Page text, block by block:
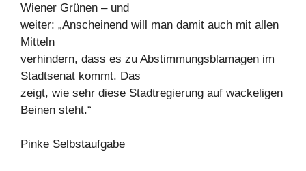
Wiener Grünen – und
weiter: „Anscheinend will man damit auch mit allen
Mitteln
verhindern, dass es zu Abstimmungsblamagen im
Stadtsenat kommt. Das
zeigt, wie sehr diese Stadtregierung auf wackeligen
Beinen steht.“
Pinke Selbstaufgabe